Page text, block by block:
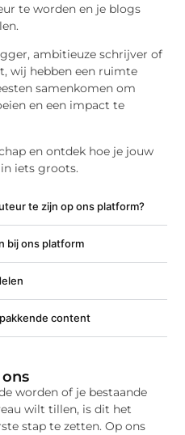
te worden en je blogs
ambitieuze schrijver of
wij hebben een ruimte
samenkomen om
en een impact te
en ontdek hoe je jouw
iets groots.
te zijn op ons platform?
bij ons platform
content
worden of je bestaande
wilt tillen, is dit het
stap te zetten. Op ons